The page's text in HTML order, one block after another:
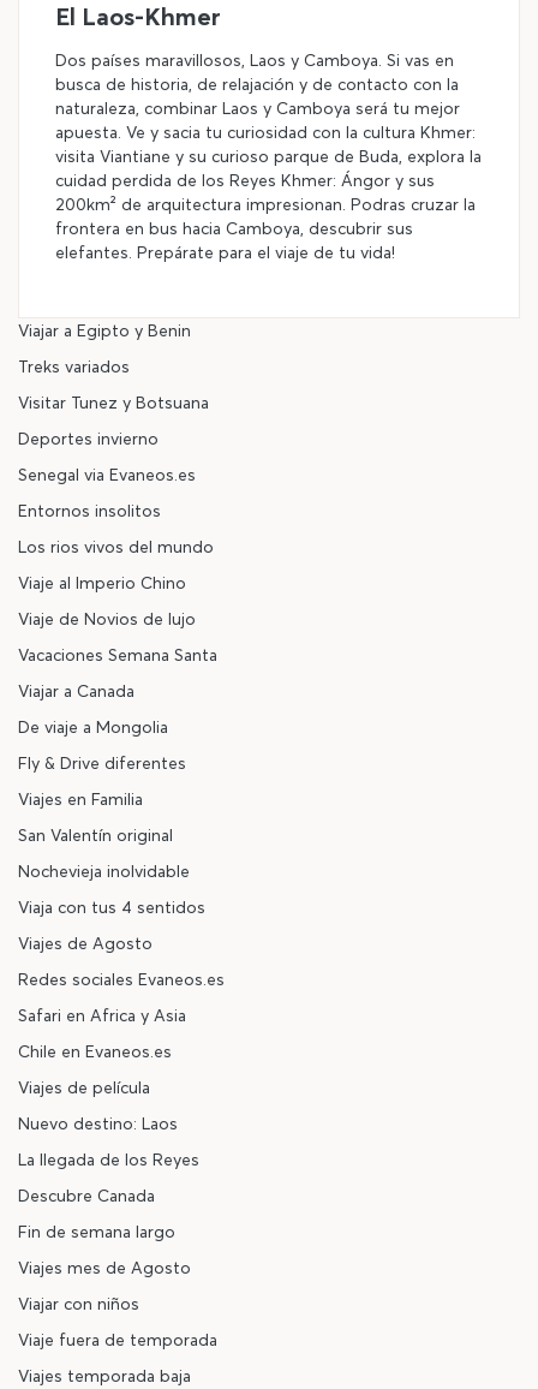
El Laos-Khmer
Dos países maravillosos, Laos y Camboya. Si vas en
busca de historia, de relajación y de contacto con la
naturaleza, combinar Laos y Camboya será tu mejor
apuesta. Ve y sacia tu curiosidad con la cultura Khmer:
visita Viantiane y su curioso parque de Buda, explora la
cuidad perdida de los Reyes Khmer: Ángor y sus
200km² de arquitectura impresionan. Podras cruzar la
frontera en bus hacia Camboya, descubrir sus
elefantes. Prepárate para el viaje de tu vida!
Viajar a Egipto y Benin
Treks variados
Visitar Tunez y Botsuana
Deportes invierno
Senegal via Evaneos.es
Entornos insolitos
Los rios vivos del mundo
Viaje al Imperio Chino
Viaje de Novios de lujo
Vacaciones Semana Santa
Viajar a Canada
De viaje a Mongolia
Fly & Drive diferentes
Viajes en Familia
San Valentín original
Nochevieja inolvidable
Viaja con tus 4 sentidos
Viajes de Agosto
Redes sociales Evaneos.es
Safari en Africa y Asia
Chile en Evaneos.es
Viajes de película
Nuevo destino: Laos
La llegada de los Reyes
Descubre Canada
Fin de semana largo
Viajes mes de Agosto
Viajar con niños
Viaje fuera de temporada
Viajes temporada baja